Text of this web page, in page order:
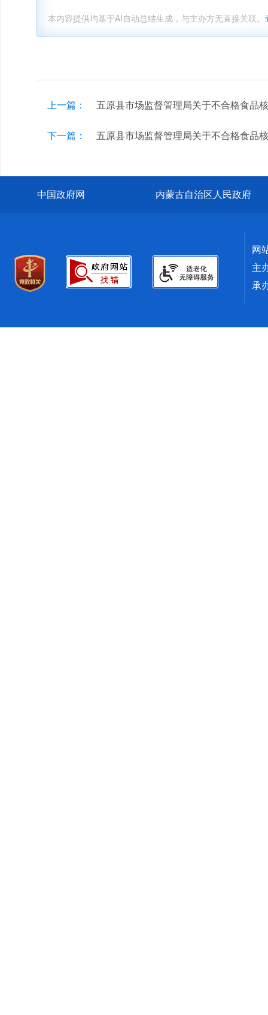
本内容提供均基于AI自动总结生成，与主办方无直接关联。
上一篇： 五原县市场监督管理局关于不合格食品
下一篇： 五原县市场监督管理局关于不合格食品
中国政府网 内蒙古自治区人民政府
网
主
承